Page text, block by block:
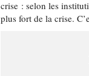
crise : selon les
plus fort de la crise.